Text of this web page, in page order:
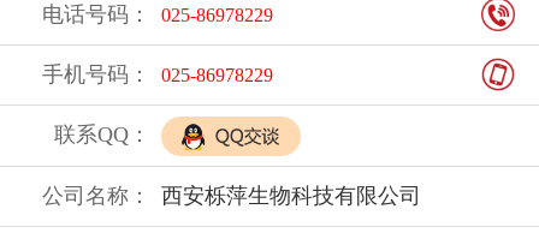
电话号码： 025-86978229
手机号码： 025-86978229
联系QQ：
公司名称： 西安栎萍生物科技有限公司